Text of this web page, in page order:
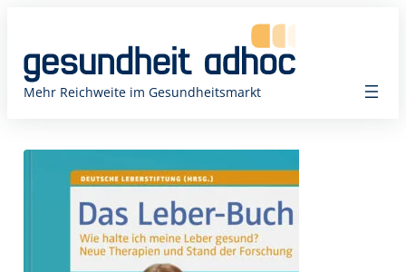
springen
Mehr Reichweite im Gesundheitsmarkt